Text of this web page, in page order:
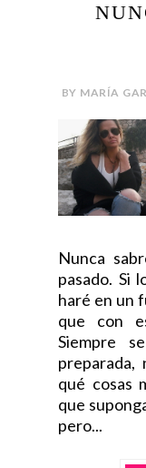
BY MARÍA
Nunca
pasado. Si
haré en un
que con
Siempre
qué cosas
que
pero...